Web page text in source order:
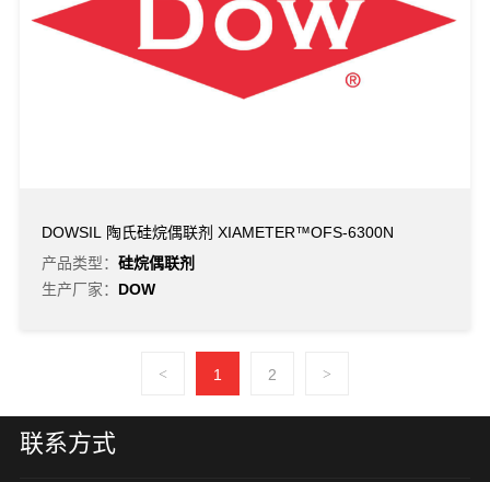
DOWSIL 陶氏硅烷偶联剂 XIAMETER™OFS-6300N
产品类型： 硅烷偶联剂
生产厂家： DOW
< 1 2 >
联系方式